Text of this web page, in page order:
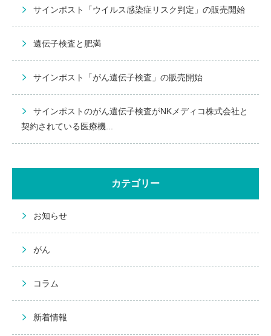
サインポスト「ウイルス感染症リスク判定」の販売開始
遺伝子検査と肥満
サインポスト「がん遺伝子検査」の販売開始
サインポストのがん遺伝子検査がNKメディコ株式会社と
契約されている医療機...
カテゴリー
お知らせ
がん
コラム
新着情報